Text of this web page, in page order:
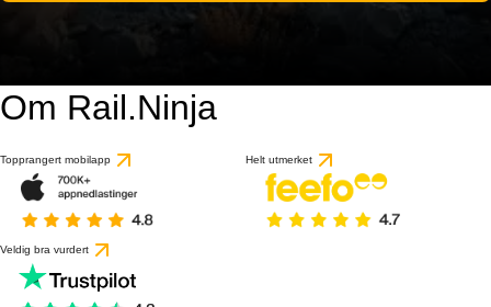
Om Rail.Ninja
Topprangert mobilapp Helt utmerket
Veldig bra vurdert